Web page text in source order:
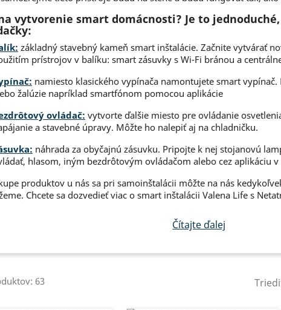
vytvorenie smart domácnosti? Je to
základný stavebný kameň smart inštalácie. Začnite vytvárať
prístrojov v balíku: smart zásuvky s Wi-Fi bránou a
namiesto klasického vypínača namontujete smart
žalúzie napríklad smartfónom pomocou aplikácie
ovládač: vytvorte ďalšie miesto pre ovládanie
a stavebné úpravy. Môžte ho nalepiť aj na chladničku.
náhrada za obyčajnú zásuvku. Pripojte k nej stojanovú
hlasom, iným bezdrôtovým ovládačom alebo cez aplikáciu
produktov u nás sa pri samoinštalácii môžte na nás
Chcete sa dozvedieť viac o smart inštalácii Valena Life s
Čítajte ďalej
63